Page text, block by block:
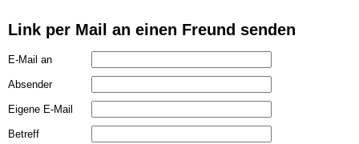
Link per Mail an einen Freund senden
E-Mail an
Absender
Eigene E-Mail
Betreff